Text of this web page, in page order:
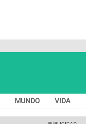
MUNDO VIDA